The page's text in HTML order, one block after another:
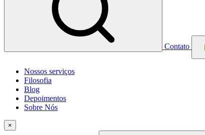
Contato
Nossos serviços
Filosofia
Blog
Depoimentos
Sobre Nós
×